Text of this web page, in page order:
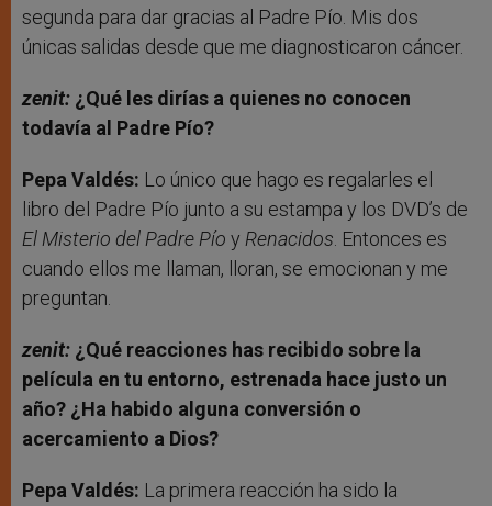
segunda para dar gracias al Padre Pío. Mis dos
únicas salidas desde que me diagnosticaron cáncer.
zenit: ¿Qué les dirías a quienes no conocen
todavía al Padre Pío?
Pepa Valdés: Lo único que hago es regalarles el
libro del Padre Pío junto a su estampa y los DVD’s de
El Misterio del Padre Pío y Renacidos . Entonces es
cuando ellos me llaman, lloran, se emocionan y me
preguntan.
zenit: ¿Qué reacciones has recibido sobre la
película en tu entorno, estrenada hace justo un
año? ¿Ha habido alguna conversión o
acercamiento a Dios?
Pepa Valdés: La primera reacción ha sido la